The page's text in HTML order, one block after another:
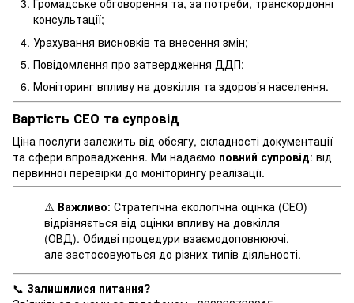
Громадське обговорення та, за потреби, транскордонні
консультації;
Урахування висновків та внесення змін;
Повідомлення про затвердження ДДП;
Моніторинг впливу на довкілля та здоров’я населення.
Вартість СЕО та супровід
Ціна послуги залежить від обсягу, складності документації
та сфери впровадження. Ми надаємо повний супровід: від
первинної перевірки до моніторингу реалізації.
⚠️ Важливо: Стратегічна екологічна оцінка (СЕО)
відрізняється від оцінки впливу на довкілля
(ОВД). Обидві процедури взаємодоповнюючі,
але застосовуються до різних типів діяльності.
📞 Залишилися питання?